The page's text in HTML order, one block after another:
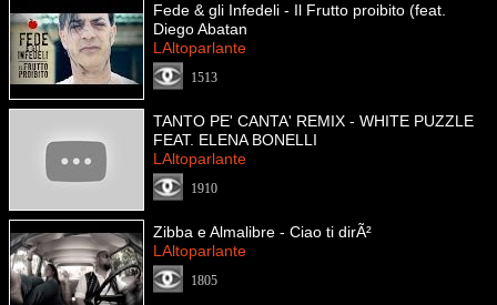
Fede & gli Infedeli - Il Frutto proibito (feat.
Diego Abatan
LAltoparlante
1513
TANTO PE' CANTA' REMIX - WHITE PUZZLE
FEAT. ELENA BONELLI
LAltoparlante
1910
Zibba e Almalibre - Ciao ti dirÃ²
LAltoparlante
1805